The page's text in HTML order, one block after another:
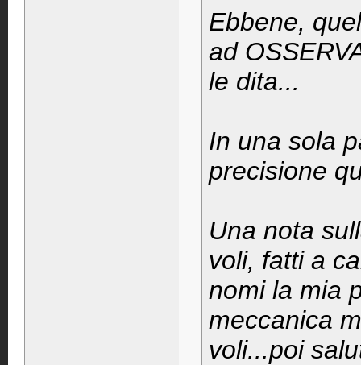
Ebbene,
ad
le dita...
In una sola
precisione
Una nota
voli, fatti a
nomi la mia
meccanica
voli...poi